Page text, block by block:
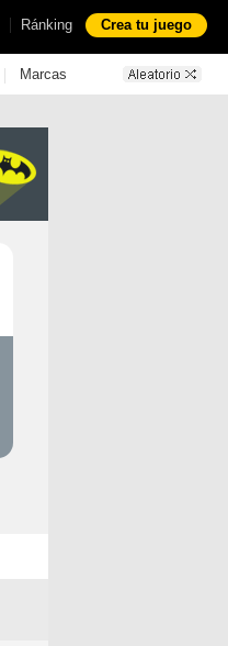
| Ránking Crea tu juego
| Marcas